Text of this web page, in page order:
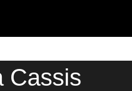
Cassis